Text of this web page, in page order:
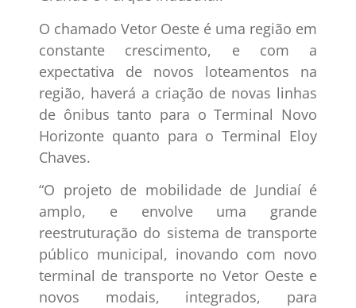
O chamado Vetor Oeste é uma região em
constante crescimento, e com a
expectativa de novos loteamentos na
região, haverá a criação de novas linhas
de ônibus tanto para o Terminal Novo
Horizonte quanto para o Terminal Eloy
Chaves.
“O projeto de mobilidade de Jundiaí é
amplo, e envolve uma grande
reestruturação do sistema de transporte
público municipal, inovando com novo
terminal de transporte no Vetor Oeste e
novos modais, integrados, para